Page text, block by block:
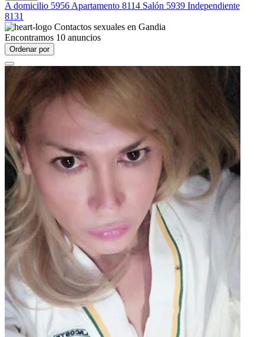
A domicilio 5956 Apartamento 8114 Salón 5939 Independiente
8131
Contactos sexuales en Gandia
Encontramos 10 anuncios
Ordenar por